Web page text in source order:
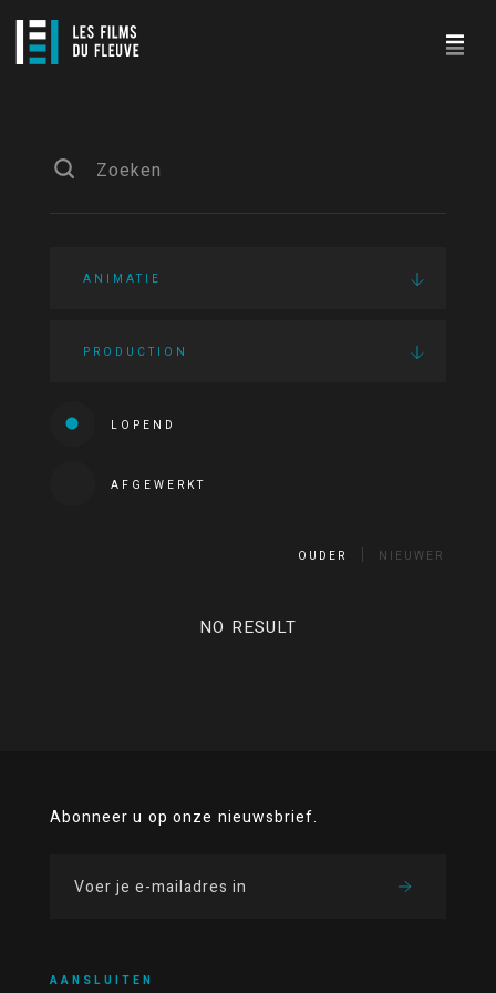
ANIMATIE
PRODUCTION
LOPEND
AFGEWERKT
OUDER NIEUWER
NO RESULT
Abonneer u op onze nieuwsbrief.
AANSLUITEN